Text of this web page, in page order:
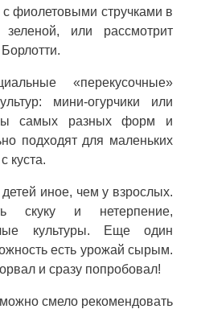
фиолетовыми стручками в
зеленой, или рассмотрит
«перекусочные»
мини-огурчики или
самых разных форм и
подходят для маленьких
куста.
иное, чем у взрослых.
скуку и нетерпение,
культуры. Еще один
есть урожай сырым.
и сразу попробовал!
смело рекомендовать